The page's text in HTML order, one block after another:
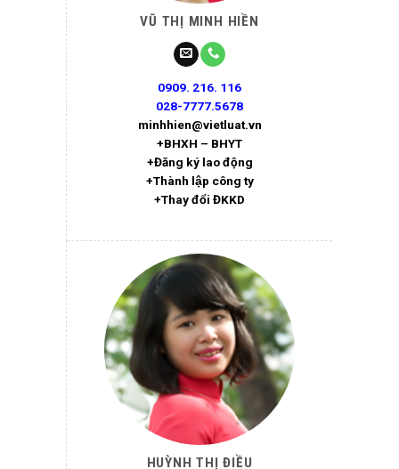
VŨ THỊ MINH HIỀN
0909. 216. 116
028-7777.5678
minhhien@vietluat.vn
+BHXH – BHYT
+Đăng ký lao động
+Thành lập công ty
+Thay đổi ĐKKD
HUỲNH THỊ ĐIỀU